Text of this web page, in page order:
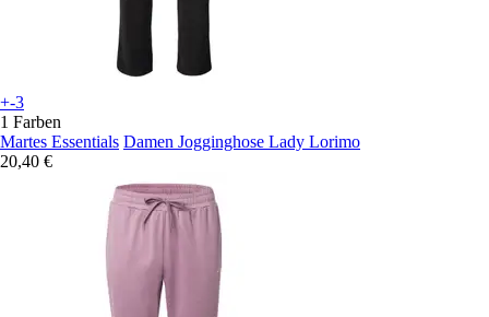
+-3
1 Farben
Martes Essentials Damen Jogginghose Lady Lorimo
20,40 €